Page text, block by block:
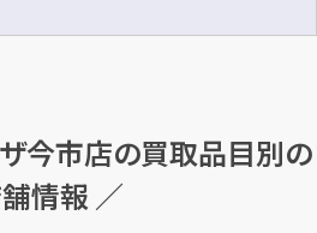
今市店の買取品目別の
情報 ／